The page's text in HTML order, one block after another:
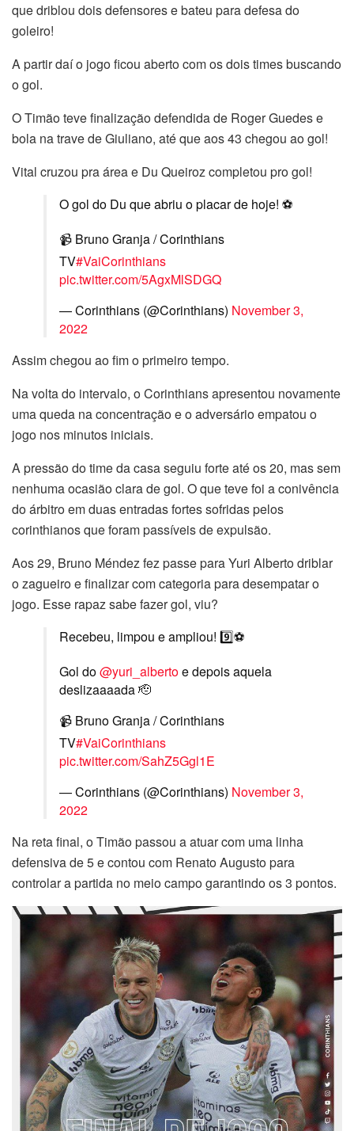
que driblou dois defensores e bateu para defesa do
goleiro!
A partir daí o jogo ficou aberto com os dois times buscando
o gol.
O Timão teve finalização defendida de Roger Guedes e
bola na trave de Giuliano, até que aos 43 chegou ao gol!
Vital cruzou pra área e Du Queiroz completou pro gol!
O gol do Du que abriu o placar de hoje! ⚽
📹 Bruno Granja / Corinthians
TV#VaiCorinthians
pic.twitter.com/5AgxMlSDGQ
— Corinthians (@Corinthians) November 3,
2022
Assim chegou ao fim o primeiro tempo.
Na volta do intervalo, o Corinthians apresentou novamente
uma queda na concentração e o adversário empatou o
jogo nos minutos iniciais.
A pressão do time da casa seguiu forte até os 20, mas sem
nenhuma ocasião clara de gol. O que teve foi a conivência
do árbitro em duas entradas fortes sofridas pelos
corinthianos que foram passíveis de expulsão.
Aos 29, Bruno Méndez fez passe para Yuri Alberto driblar
o zagueiro e finalizar com categoria para desempatar o
jogo. Esse rapaz sabe fazer gol, viu?
Recebeu, limpou e ampliou! 9️⃣⚽
Gol do@yuri_albertoe depois aquela
deslizaaaada 🫡
📹 Bruno Granja / Corinthians
TV#VaiCorinthians
pic.twitter.com/SahZ5Ggl1E
— Corinthians (@Corinthians) November 3,
2022
Na reta final, o Timão passou a atuar com uma linha
defensiva de 5 e contou com Renato Augusto para
controlar a partida no meio campo garantindo os 3 pontos.